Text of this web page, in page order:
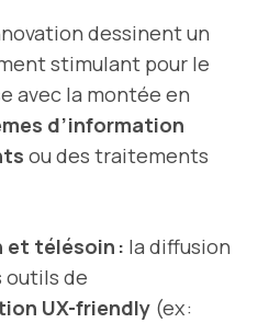
dessinent un
stimulant pour le
avec la montée en
d’information
ou des traitements
télésoin : la diffusion
outils de
UX-friendly (ex :